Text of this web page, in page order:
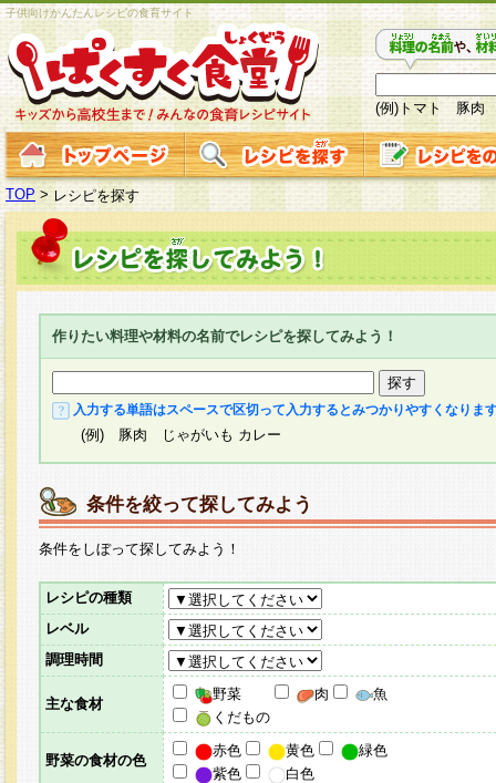
子供向けかんたんレシピの食育サイト
(例)トマト 豚肉
TOP > レシピを探す
作りたい料理や材料の名前でレシピを探してみよう！
入力する単語はスペースで区切って入力するとみつかりやすくなりま
(例) 豚肉 じゃがいも カレー
条件を絞って探してみよう
条件をしぼって探してみよう！
レシピの種類
レベル
調理時間
主な食材
野菜 肉
魚
くだもの
野菜の食材の色
赤色 黄色
緑色
紫色
白色